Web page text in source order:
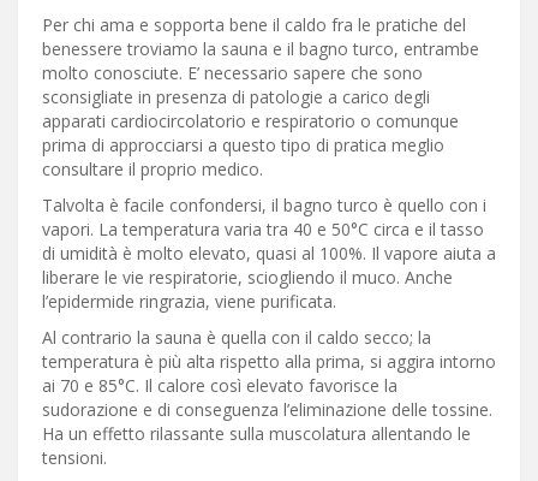
Per chi ama e sopporta bene il caldo fra le pratiche del
benessere troviamo la sauna e il bagno turco, entrambe
molto conosciute. E’ necessario sapere che sono
sconsigliate in presenza di patologie a carico degli
apparati cardiocircolatorio e respiratorio o comunque
prima di approcciarsi a questo tipo di pratica meglio
consultare il proprio medico.
Talvolta è facile confondersi, il bagno turco è quello con i
vapori. La temperatura varia tra 40 e 50°C circa e il tasso
di umidità è molto elevato, quasi al 100%. Il vapore aiuta a
liberare le vie respiratorie, sciogliendo il muco. Anche
l’epidermide ringrazia, viene purificata.
Al contrario la sauna è quella con il caldo secco; la
temperatura è più alta rispetto alla prima, si aggira intorno
ai 70 e 85°C. Il calore così elevato favorisce la
sudorazione e di conseguenza l’eliminazione delle tossine.
Ha un effetto rilassante sulla muscolatura allentando le
tensioni.